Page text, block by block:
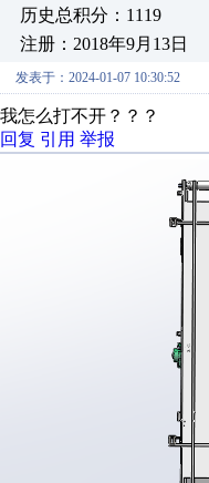
历史总积分：1119
注册：2018年9月13日
发表于：2024-01-07 10:30:52
我怎么打不开？？？
回复 引用 举报